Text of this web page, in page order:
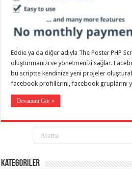
taşımacılık,
evden
evden
taşımacılık
gaziantep
evden
taşımacılık,
evden
taşımacılık,
evden
eve
Eddie ya da diğer adıyla The Poster PHP
oluşturmanızı ve yönetmenizi sağlar.
bu scriptte kendinize yeni projeler
facebook profillerini, facebook gruplarını
Devamını Gör »
Kategoriler